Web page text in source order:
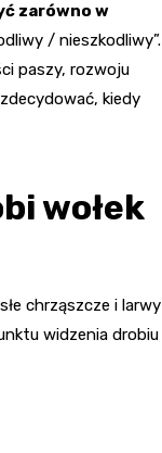
zarówno w
/ nieszkodliwy”.
paszy, rozwoju
kiedy
wołek
chrząszcze i larwy
widzenia drobiu